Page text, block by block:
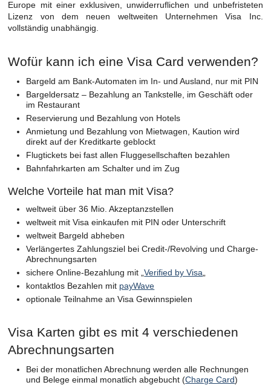
Europe mit einer exklusiven, unwiderruflichen und unbefristeten
Lizenz von dem neuen weltweiten Unternehmen Visa Inc.
vollständig unabhängig.
Wofür kann ich eine Visa Card verwenden?
Bargeld am Bank-Automaten im In- und Ausland, nur mit PIN
Bargeldersatz – Bezahlung an Tankstelle, im Geschäft oder
im Restaurant
Reservierung und Bezahlung von Hotels
Anmietung und Bezahlung von Mietwagen, Kaution wird
direkt auf der Kreditkarte geblockt
Flugtickets bei fast allen Fluggesellschaften bezahlen
Bahnfahrkarten am Schalter und im Zug
Welche Vorteile hat man mit Visa?
weltweit über 36 Mio. Akzeptanzstellen
weltweit mit Visa einkaufen mit PIN oder Unterschrift
weltweit Bargeld abheben
Verlängertes Zahlungsziel bei Credit-/Revolving und Charge-
Abrechnungsarten
sichere Online-Bezahlung mit „Verified by Visa„
kontaktlos Bezahlen mit payWave
optionale Teilnahme an Visa Gewinnspielen
Visa Karten gibt es mit 4 verschiedenen
Abrechnungsarten
Bei der monatlichen Abrechnung werden alle Rechnungen
und Belege einmal monatlich abgebucht (Charge Card)